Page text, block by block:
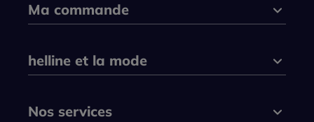
Ma commande
helline et la mode
Nos services